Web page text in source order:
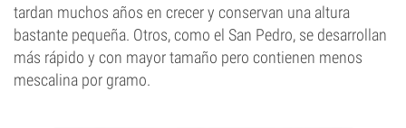
tardan muchos años en crecer y conservan una altura
bastante pequeña. Otros, como el San Pedro, se desarrollan
más rápido y con mayor tamaño pero contienen menos
mescalina por gramo.